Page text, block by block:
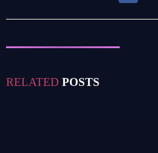
RELATED POSTS